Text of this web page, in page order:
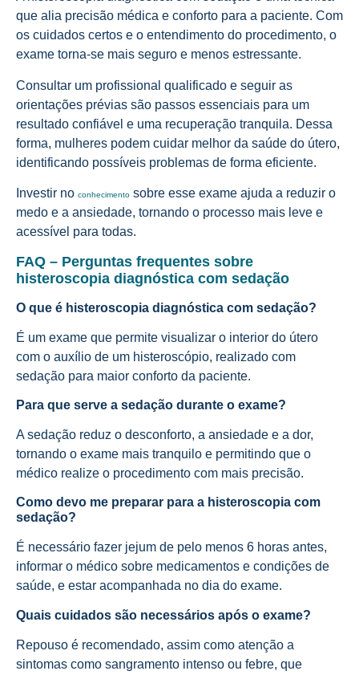
que alia precisão médica e conforto para a paciente. Com
os cuidados certos e o entendimento do procedimento, o
exame torna-se mais seguro e menos estressante.
Consultar um profissional qualificado e seguir as
orientações prévias são passos essenciais para um
resultado confiável e uma recuperação tranquila. Dessa
forma, mulheres podem cuidar melhor da saúde do útero,
identificando possíveis problemas de forma eficiente.
Investir no conhecimento sobre esse exame ajuda a reduzir o
medo e a ansiedade, tornando o processo mais leve e
acessível para todas.
FAQ – Perguntas frequentes sobre
histeroscopia diagnóstica com sedação
O que é histeroscopia diagnóstica com sedação?
É um exame que permite visualizar o interior do útero
com o auxílio de um histeroscópio, realizado com
sedação para maior conforto da paciente.
Para que serve a sedação durante o exame?
A sedação reduz o desconforto, a ansiedade e a dor,
tornando o exame mais tranquilo e permitindo que o
médico realize o procedimento com mais precisão.
Como devo me preparar para a histeroscopia com
sedação?
É necessário fazer jejum de pelo menos 6 horas antes,
informar o médico sobre medicamentos e condições de
saúde, e estar acompanhada no dia do exame.
Quais cuidados são necessários após o exame?
Repouso é recomendado, assim como atenção a
sintomas como sangramento intenso ou febre, que